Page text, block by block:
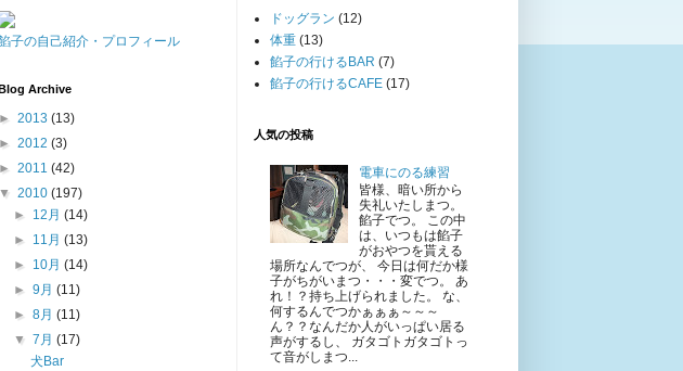
子の自己紹介・プロフィール
Blog Archive
► 2013 (13)
► 2012 (3)
► 2011 (42)
▼ 2010 (197)
► 12月(14)
► 11月(13)
► 10月(14)
►9月(11)
►8月(11)
▼7月(17)
犬Bar
ドッグラン (12)
体重 (13)
餡子の行けるBAR (7)
餡子の行けるCAFE (17)
人気の投稿
電車にのる練習
皆様、暗い所から
失礼いたしまつ。
餡子でつ。 この中
は、いつもは餡子
がおやつを貰える
場所なんでつが、 今日は何だか様
子がちがいまつ・・・変でつ。 あ
れ！？持ち上げられました。 な、
何するんでつかぁぁぁ～～～
ん？？なんだか人がいっぱい居る
声がするし、 ガタゴトガタゴトっ
て音がしまつ...